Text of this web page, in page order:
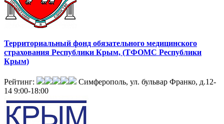
Территориальный фонд обязательного медицинского
страхования Республики Крым, (ТФОМС Республики
Крым)
Рейтинг:
Симферополь, ул. бульвар Франко, д.12-
14 9:00-18:00